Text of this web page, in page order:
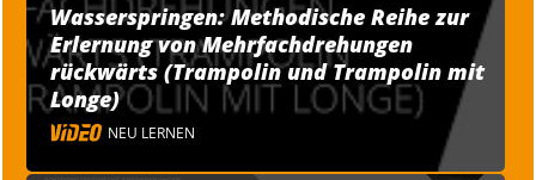
Wasserspringen: Methodische Reihe zur
Erlernung von Mehrfachdrehungen
rückwärts (Trampolin und Trampolin mit
Longe)
NEU LERNEN